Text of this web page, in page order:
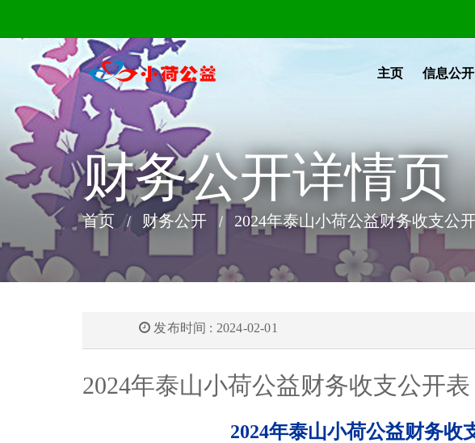
主页 信息公开
财务公开详情页
首页 财务公开 2024年泰山小荷公益财务收支公
发布时间 : 2024-02-01
2024年泰山小荷公益财务收支公开表
2024年泰山小荷公益财务收